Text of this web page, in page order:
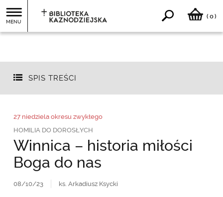
MENU
( 0)
SPIS TREŚCI
27 niedziela okresu zwykłego
HOMILIA DO DOROSŁYCH
Winnica – historia miłości
Boga do nas
08/10/23 ks. Arkadiusz Ksycki